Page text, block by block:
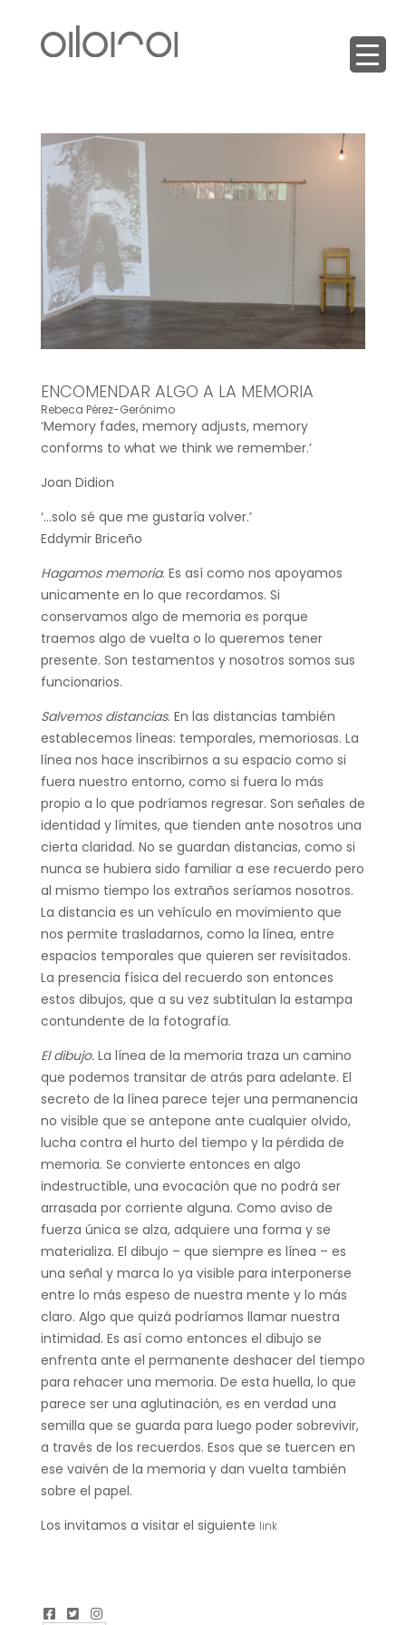
ENCOMENDAR ALGO A LA MEMORIA
Rebeca Pérez-Gerónimo
‘Memory fades, memory adjusts, memory
conforms to what we think we remember.’
Joan Didion
‘…solo sé que me gustaría volver.’
Eddymir Briceño
Hagamos memoria. Es así como nos apoyamos
unicamente en lo que recordamos. Si
conservamos algo de memoria es porque
traemos algo de vuelta o lo queremos tener
presente. Son testamentos y nosotros somos sus
funcionarios.
Salvemos distancias. En las distancias también
establecemos líneas: temporales, memoriosas. La
línea nos hace inscribirnos a su espacio como si
fuera nuestro entorno, como si fuera lo más
propio a lo que podríamos regresar. Son señales de
identidad y límites, que tienden ante nosotros una
cierta claridad. No se guardan distancias, como si
nunca se hubiera sido familiar a ese recuerdo pero
al mismo tiempo los extraños seríamos nosotros.
La distancia es un vehículo en movimiento que
nos permite trasladarnos, como la línea, entre
espacios temporales que quieren ser revisitados.
La presencia física del recuerdo son entonces
estos dibujos, que a su vez subtitulan la estampa
contundente de la fotografía.
El dibujo. La línea de la memoria traza un camino
que podemos transitar de atrás para adelante. El
secreto de la línea parece tejer una permanencia
no visible que se antepone ante cualquier olvido,
lucha contra el hurto del tiempo y la pérdida de
memoria. Se convierte entonces en algo
indestructible, una evocación que no podrá ser
arrasada por corriente alguna. Como aviso de
fuerza única se alza, adquiere una forma y se
materializa. El dibujo – que siempre es línea – es
una señal y marca lo ya visible para interponerse
entre lo más espeso de nuestra mente y lo más
claro. Algo que quizá podríamos llamar nuestra
intimidad. Es así como entonces el dibujo se
enfrenta ante el permanente deshacer del tiempo
para rehacer una memoria. De esta huella, lo que
parece ser una aglutinación, es en verdad una
semilla que se guarda para luego poder sobrevivir,
a través de los recuerdos. Esos que se tuercen en
ese vaivén de la memoria y dan vuelta también
sobre el papel.
Los invitamos a visitar el siguiente link